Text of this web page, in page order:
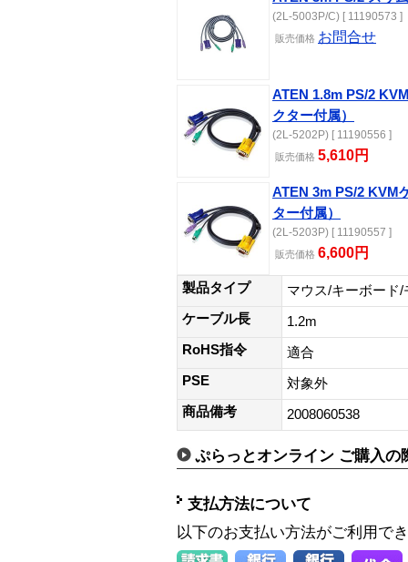
(2L-5003P/C) [ 11190573 ]
販売価格 お問合せ
ATEN 1.8m PS/2
クター付属）
(2L-5202P) [ 11190556 ]
販売価格 5,610円
ATEN 3m PS/2 KVM
ター付属）
(2L-5203P) [ 11190557 ]
販売価格 6,600円
製品タイプ
マウス/キーボード
ケーブル長
1.2m
RoHS指令
適合
PSE
対象外
商品備考
2008060538
ぷらっとオンライン ご購入の
支払方法について
以下のお支払い方法がご利用で